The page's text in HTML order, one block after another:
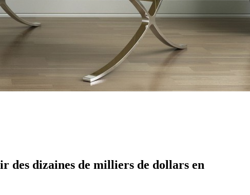
des dizaines de milliers de dollars en